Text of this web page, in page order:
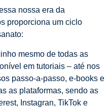
nossa era da
proporciona um ciclo
mesmo de todas as
em tutoriais – até nos
passo-a-passo, e-books e
as plataformas, sendo as
Instagran, TikTok e